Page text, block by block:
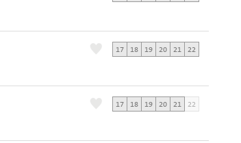
17 18 19 20 21 22
17 18 19 20 21 22